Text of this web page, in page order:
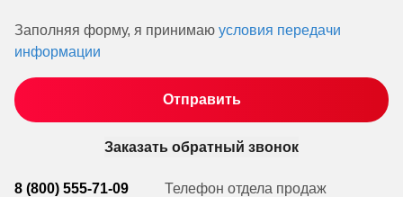
Заполняя форму, я принимаю условия передачи
информации
Заказать обратный звонок
8 (800) 555-71-09 Телефон отдела продаж